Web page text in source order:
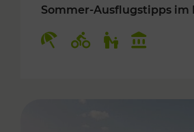
Sommer-Ausflugstipps im